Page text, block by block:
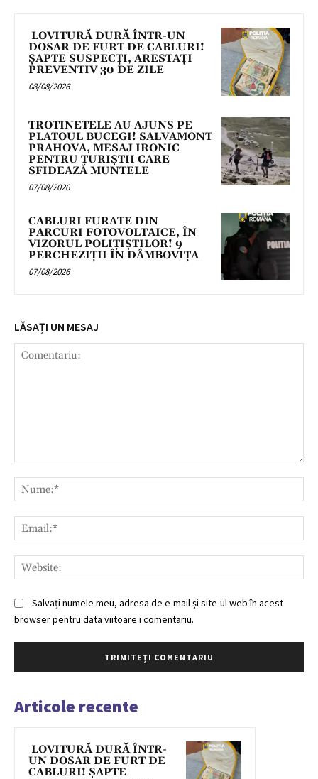
LOVITURĂ DURĂ ÎNTR-UN
DOSAR DE FURT DE CABLURI!
ȘAPTE SUSPECȚI, ARESTAȚI
PREVENTIV 30 DE ZILE
08/08/2026
TROTINETELE AU AJUNS PE
PLATOUL BUCEGI! SALVAMONT
PRAHOVA, MESAJ IRONIC
PENTRU TURIȘTII CARE
SFIDEAZĂ MUNTELE
07/08/2026
CABLURI FURATE DIN
PARCURI FOTOVOLTAICE, ÎN
VIZORUL POLIȚIȘTILOR! 9
PERCHEZIȚII ÎN DÂMBOVIȚA
07/08/2026
LĂSAȚI UN MESAJ
Salvați numele meu, adresa de e-mail și site-ul web în acest
browser pentru data viitoare i comentariu.
Articole recente
LOVITURĂ DURĂ ÎNTR-
UN DOSAR DE FURT DE
CABLURI! ȘAPTE